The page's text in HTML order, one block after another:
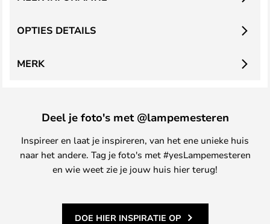
OPTIES DETAILS
MERK
Deel je foto's met @lampemesteren
Inspireer en laat je inspireren, van het ene unieke huis
naar het andere. Tag je foto's met #yesLampemesteren
en wie weet zie je jouw huis hier terug!
DOE HIER INSPIRATIE OP